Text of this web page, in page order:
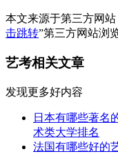
本文来源于第三方网
击跳转”第三方网站浏
艺考相关文章
发现更多好内容
日本有哪些著名
术类大学排名
法国有哪些好的